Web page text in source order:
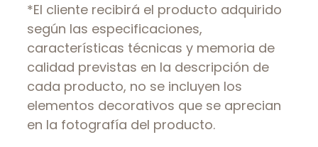
*El cliente recibirá el producto adquirido
según las especificaciones,
características técnicas y memoria de
calidad previstas en la descripción de
cada producto, no se incluyen los
elementos decorativos que se aprecian
en la fotografía del producto.